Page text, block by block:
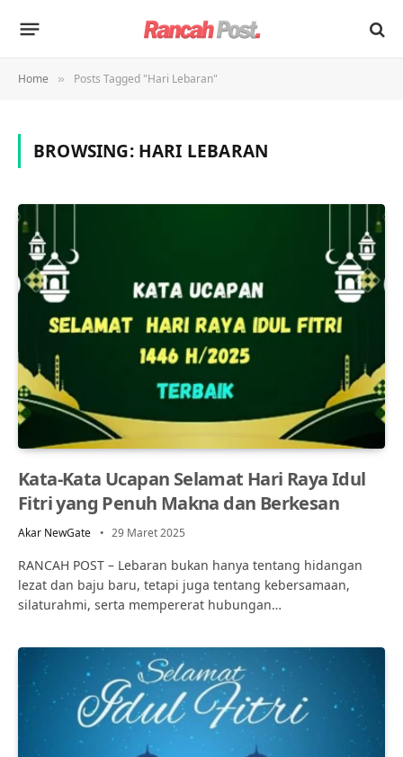
Home » Posts Tagged "Hari Lebaran"
BROWSING: HARI LEBARAN
Kata-Kata Ucapan Selamat Hari Raya Idul
Fitri yang Penuh Makna dan Berkesan
Akar NewGate 29 Maret 2025
RANCAH POST – Lebaran bukan hanya tentang hidangan
lezat dan baju baru, tetapi juga tentang kebersamaan,
silaturahmi, serta mempererat hubungan…